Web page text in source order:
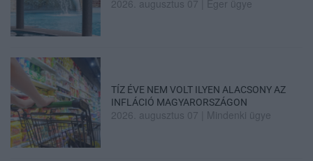
2026. augusztus 07 Eger ügye
TÍZ ÉVE NEM VOLT ILYEN ALACSONY AZ
INFLÁCIÓ MAGYARORSZÁGON
2026. augusztus 07 Mindenki ügye